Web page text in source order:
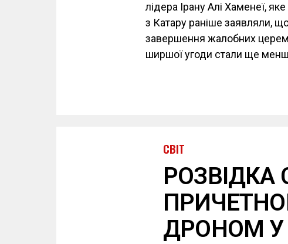
лідера Ірану Алі Хаменеї,
з Катару раніше заявляли,
завершення жалобних
ширшої угоди стали ще
СВІТ
ДРОНОМ У